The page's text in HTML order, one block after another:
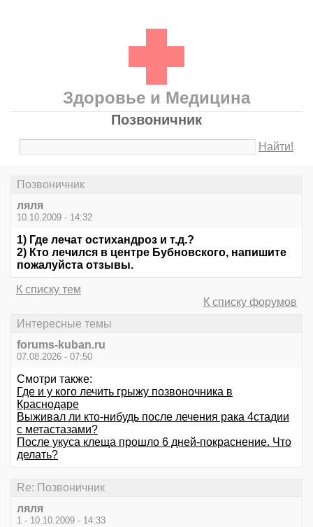
Здоровье и Медицина
Позвоничник
Найти!
Позвоничник
ляля
10.10.2009 - 14:32
1) Где лечат остихандроз и т.д.?
2) Кто лечился в центре Бубновского, напишите
пожалуйста отзывы.
К списку тем
К списку форумов
Интересные темы
forums-kuban.ru
07.08.2026 - 07:50
Смотри также:
Где и у кого лечить грыжу позвоночника в
Краснодаре
Выживал ли кто-нибудь после лечения рака 4стадии
с метастазами?
После укуса клеща прошло 6 дней-покраснение. Что
делать?
Re: Позвоничник
ляля
1 - 10.10.2009 - 14:33